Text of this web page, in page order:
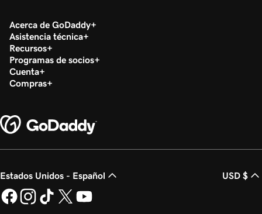
Acerca de GoDaddy
Asistencia técnica
Recursos
Programas de socios
Cuenta
Compras
Estados Unidos - Español USD $